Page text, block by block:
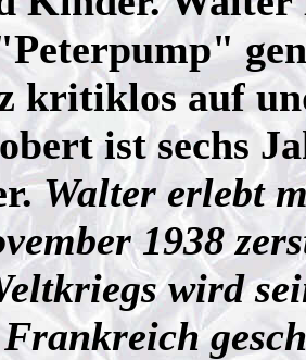
kritiklos auf
ist sechs
Walter erlebt
1938
wird